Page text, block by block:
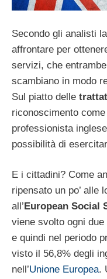
Secondo gli analisti la
affrontare per
servizi, che
scambiano in modo
Sul piatto delle
riconoscimento
professionista
possibilità di
E i cittadini? Come
ripensato un po’ alle
all’ European Social
viene svolto ogni
e quindi nel periodo
visto il 56,8% degli
nell’Unione Europea.